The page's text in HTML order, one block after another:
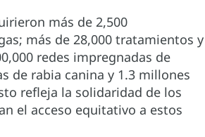
más de 2,500
más de 28,000 tratamientos y
redes impregnadas de
de rabia canina y 1.3 millones
refleja la solidaridad de los
el acceso equitativo a estos